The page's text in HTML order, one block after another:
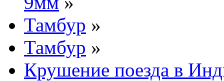
Тамбур »
Тамбур »
Крушение поезда в